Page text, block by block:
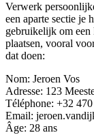
Verwerk
een aparte sectie je
gebruikelijk om een
plaatsen, vooral
dat doen:
Nom: Jeroen Vos
Adresse: 123
Téléphone: +32
Email:
Âge: 28 ans